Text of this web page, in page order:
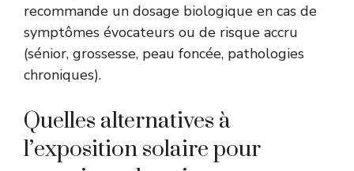
recommande un dosage biologique en cas de
symptômes évocateurs ou de risque accru
(sénior, grossesse, peau foncée, pathologies
chroniques).
Quelles alternatives à
l’exposition solaire pour